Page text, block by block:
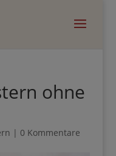
| 0 Kommentare